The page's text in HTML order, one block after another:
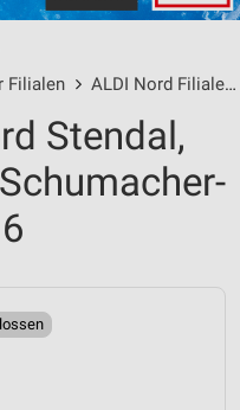
Filialen ALDI Nord Filialen
Stendal,